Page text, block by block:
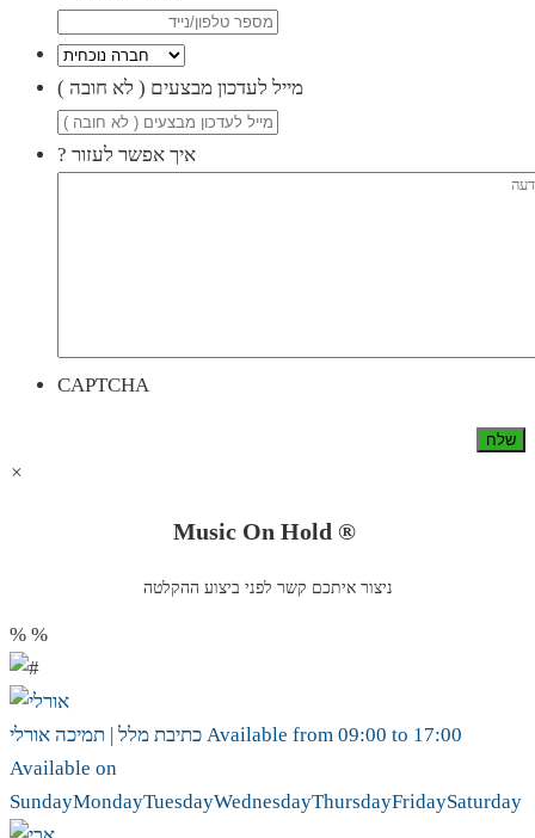
( מייל לעדכון מבצעים ( לא חובה
? איך אפשר לעזור
CAPTCHA
×
Music On Hold ®
ניצור איתכם קשר לפני ביצוע ההקלטה
% %
כתיבת מלל | תמיכה Available from 09:00 to 17:00
Available on
SundayMondayTuesdayWednesdayThursdayFridaySaturday